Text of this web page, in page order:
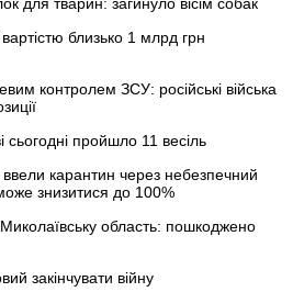
для тварин: загинуло вісім собак
близько 1 млрд грн
контролем ЗСУ: російські війська
сьогодні пройшло 11 весіль
карантин через небезпечний
знизитися до 100%
область: пошкоджено
закінчувати війну